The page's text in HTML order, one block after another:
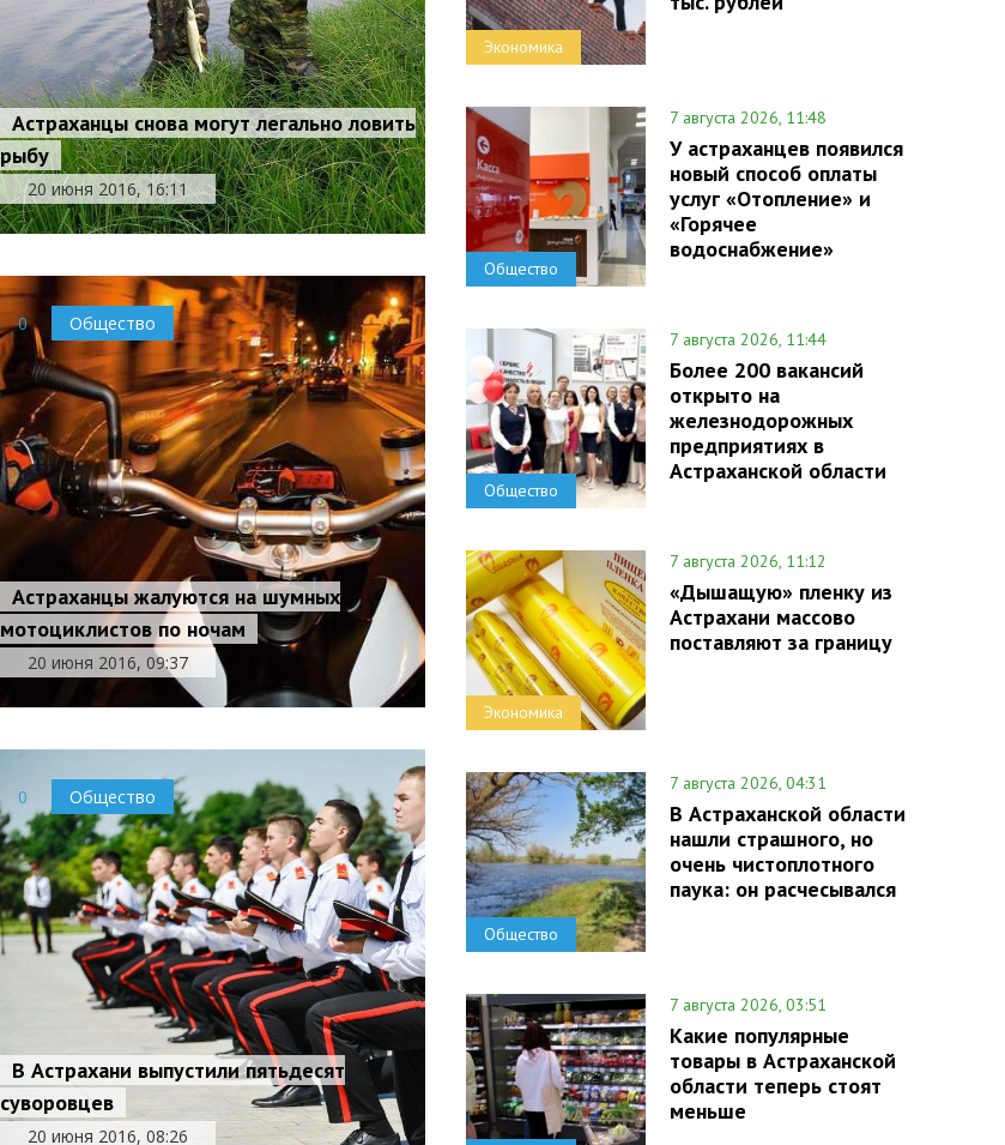
Астраханцы снова могут легально ловить
рыбу
20 июня 2016, 16:11
0 Общество
Астраханцы жалуются на шумных
мотоциклистов по ночам
20 июня 2016, 09:37
0 Общество
В Астрахани выпустили пятьдесят
суворовцев
20 июня 2016, 08:26
Экономика
Общество
7 августа 2026, 11:48
У астраханцев появился
новый способ оплаты
услуг «Отопление» и
«Горячее
водоснабжение»
Общество
7 августа 2026, 11:44
Более 200 вакансий
открыто на
железнодорожных
предприятиях в
Астраханской области
Экономика
7 августа 2026, 11:12
«Дышащую» пленку из
Астрахани массово
поставляют за границу
Общество
7 августа 2026, 04:31
В Астраханской области
нашли страшного, но
очень чистоплотного
паука: он расчесывался
7 августа 2026, 03:51
Какие популярные
товары в Астраханской
области теперь стоят
меньше